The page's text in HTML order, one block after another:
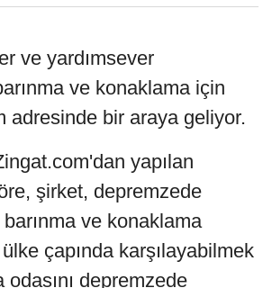
ve yardımsever
ve konaklama için
adresinde bir araya geliyor.
yapılan
şirket, depremzede
ve konaklama
ülke çapında karşılayabilmek
depremzede